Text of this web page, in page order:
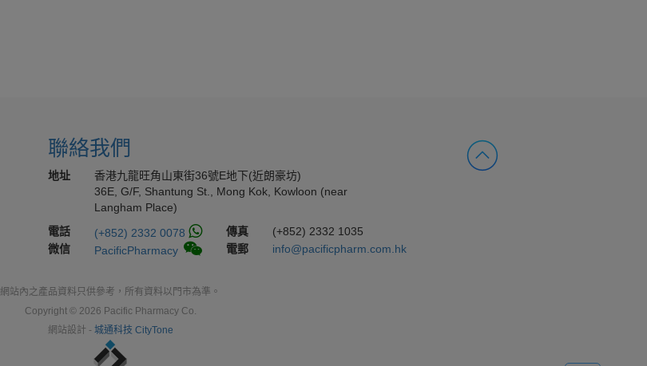
聯絡我們
地址
香港九龍旺角山東街36號E地下(近朗豪坊)
36E, G/F, Shantung St., Mong Kok, Kowloon (near
Langham Place)
電話
(+852) 2332 0078 傳真
(+852) 2332 1035
微信
PacificPharmacy 電郵 info@pacificpharm.com.hk
網站內之產品資料只供參考，所有資料以門市為準。
Copyright © 2026 Pacific Pharmacy Co.
網站設計 - 城通科技 CityTone